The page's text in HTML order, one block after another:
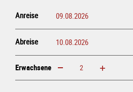
Anreise
Abreise
Erwachsene erhöhen verringern